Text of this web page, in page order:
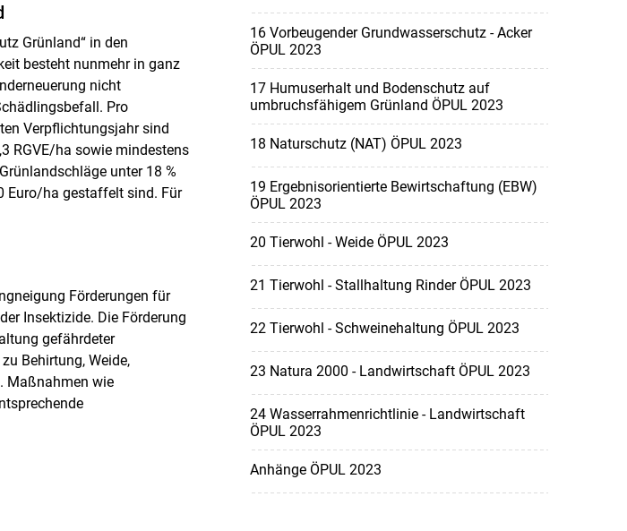
Grünland“ in den
besteht nunmehr in ganz
nicht
Pro
Verpflichtungsjahr sind
RGVE/ha sowie mindestens
unter 18 %
Euro/ha gestaffelt sind. Für
Förderungen für
Insektizide. Die Förderung
gefährdeter
Behirtung, Weide,
Maßnahmen wie
16 Vorbeugender Grundwasserschutz - Acker
ÖPUL 2023
17 Humuserhalt und Bodenschutz auf
umbruchsfähigem Grünland ÖPUL 2023
18 Naturschutz (NAT) ÖPUL 2023
19 Ergebnisorientierte Bewirtschaftung (EBW)
ÖPUL 2023
20 Tierwohl - Weide ÖPUL 2023
21 Tierwohl - Stallhaltung Rinder ÖPUL 2023
22 Tierwohl - Schweinehaltung ÖPUL 2023
23 Natura 2000 - Landwirtschaft ÖPUL 2023
24 Wasserrahmenrichtlinie - Landwirtschaft
ÖPUL 2023
Anhänge ÖPUL 2023